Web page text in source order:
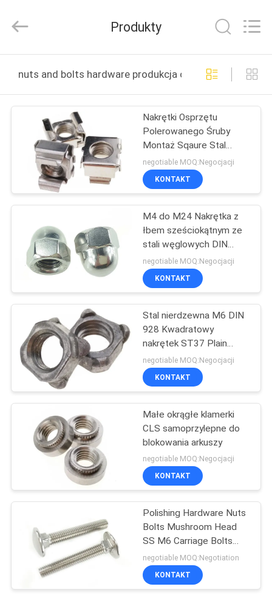
PRODUKTY
WYCIECZKA
FABRYCE
KONTROLA
JAKOŚCI
SITEMAP
PRIVACY
POLICY
LTD.
Produkty
nuts and bolts hardware produkcja online
Nakrętki Osprzętu
Polerowanego Śruby
Montaż Sqaure Stal
nierdzewna M6 Nakrętki
klatki
negotiable MOQ:Negocjacji
KONTAKT
M4 do M24 Nakrętka z
łbem sześciokątnym ze
stali węglowych DIN
1587 Klasa 5
Ocynkowany
negotiable MOQ:Negocjacji
KONTAKT
Stal nierdzewna M6 DIN
928 Kwadratowy
nakrętek ST37 Plain
Plate 5
negotiable MOQ:Negocjacji
KONTAKT
Małe okrągłe klamerki
CLS samoprzylepne do
blokowania arkuszy
negotiable MOQ:Negocjacji
KONTAKT
Polishing Hardware Nuts
Bolts Mushroom Head
SS M6 Carriage Bolts
Square Neck
negotiable MOQ:Negotiation
KONTAKT